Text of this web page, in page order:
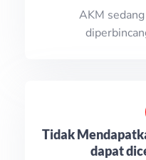
AKM
Tidak
dapat